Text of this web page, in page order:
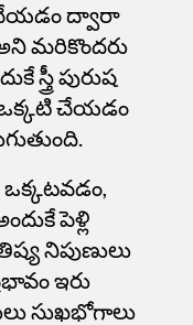
ద్వారా
మరికొందరు
స్త్రీ పురుష
చేయడం
ఒక్కటవడం,
పెళ్లి
నిపుణులు
ఇరు
సుఖభోగాలు